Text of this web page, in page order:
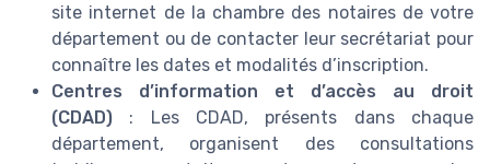
site internet de la chambre des notaires de votre
département ou de contacter leur secrétariat pour
connaître les dates et modalités d’inscription.
Centres d’information et d’accès au droit
(CDAD) : Les CDAD, présents dans chaque
département, organisent des consultations